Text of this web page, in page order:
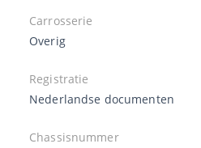
Carrosserie
Overig
Registratie
Nederlandse documenten
Chassisnummer